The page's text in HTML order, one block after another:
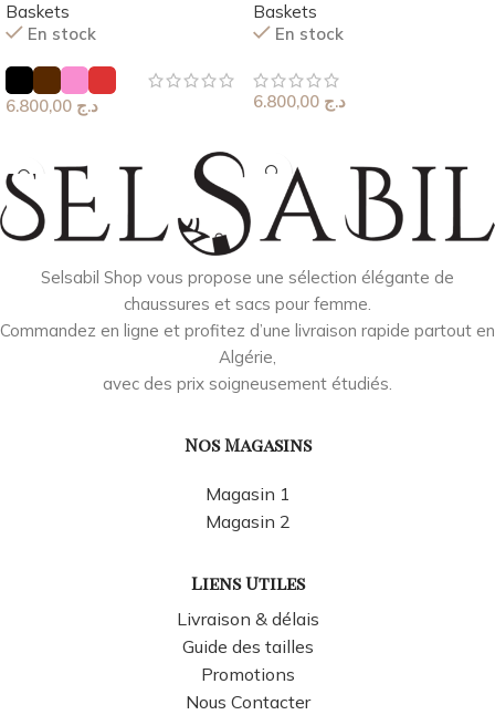
Baskets
En stock
د.ج
Baskets
En stock
د.ج
Selsabil Shop vous propose une sélection élégante de
chaussures et sacs pour femme.
Commandez en ligne et profitez d’une livraison rapide partout en
Algérie,
avec des prix soigneusement étudiés.
Nos Magasins
Magasin 1
Magasin 2
Liens Utiles
Livraison & délais
Guide des tailles
Promotions
Nous Contacter